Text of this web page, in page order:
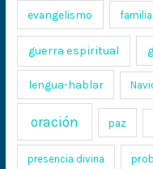
evangelismo familia
guerra espiritual
lengua-hablar
oración paz
presencia divina